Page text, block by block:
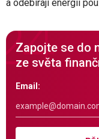
a odebírají energii
Zapojte se do
ze světa
Email: